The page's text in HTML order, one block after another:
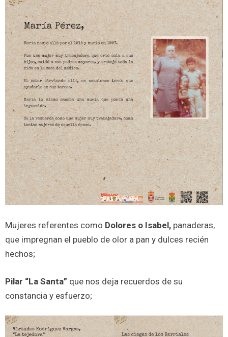
Mujeres referentes como Dolores o Isabel, panaderas,
que impregnan el pueblo de olor a pan y dulces recién
hechos;
Pilar “La Santa” que nos deja recuerdos de su
constancia y esfuerzo;